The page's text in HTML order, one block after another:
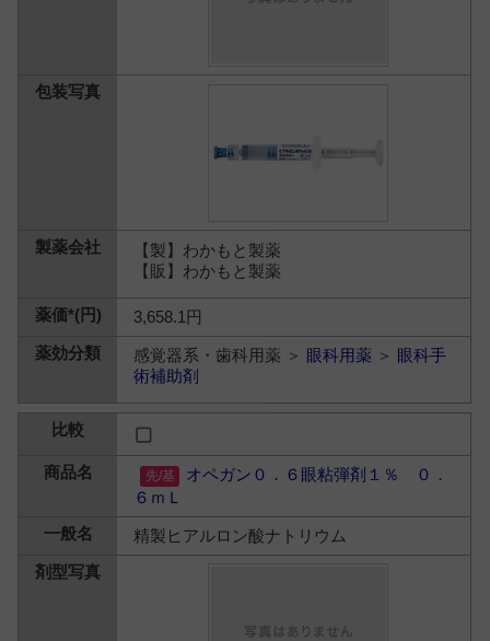
【製】わかもと製薬
【販】わかもと製薬
3,658.1円
感覚器系・歯科用薬 ＞ 眼科用薬 ＞ 眼科手
術補助剤
オペガン０．６眼粘弾剤１％ ０．
６ｍＬ
精製ヒアルロン酸ナトリウム